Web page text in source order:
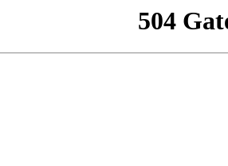
504